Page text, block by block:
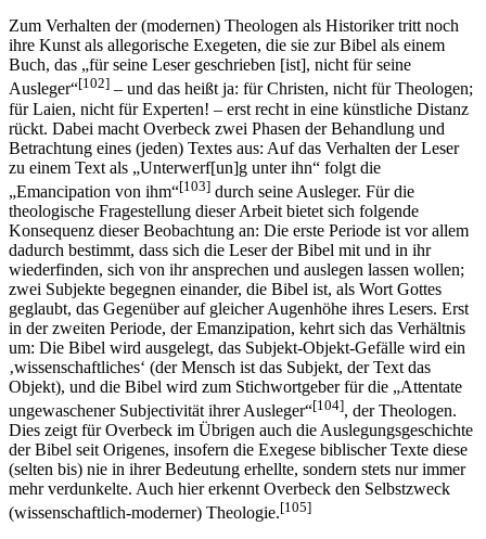
Zum Verhalten der (modernen) Theologen als Historiker tritt noch
ihre Kunst als allegorische Exegeten, die sie zur Bibel als einem
Buch, das „für seine Leser geschrieben [ist], nicht für seine
Ausleger“[102] – und das heißt ja: für Christen, nicht für Theologen;
für Laien, nicht für Experten! – erst recht in eine künstliche Distanz
rückt. Dabei macht Overbeck zwei Phasen der Behandlung und
Betrachtung eines (jeden) Textes aus: Auf das Verhalten der Leser
zu einem Text als „Unterwerf[un]g unter ihn“ folgt die
„Emancipation von ihm“[103] durch seine Ausleger. Für die
theologische Fragestellung dieser Arbeit bietet sich folgende
Konsequenz dieser Beobachtung an: Die erste Periode ist vor allem
dadurch bestimmt, dass sich die Leser der Bibel mit und in ihr
wiederfinden, sich von ihr ansprechen und auslegen lassen wollen;
zwei Subjekte begegnen einander, die Bibel ist, als Wort Gottes
geglaubt, das Gegenüber auf gleicher Augenhöhe ihres Lesers. Erst
in der zweiten Periode, der Emanzipation, kehrt sich das Verhältnis
um: Die Bibel wird ausgelegt, das Subjekt-Objekt-Gefälle wird ein
‚wissenschaftliches‘ (der Mensch ist das Subjekt, der Text das
Objekt), und die Bibel wird zum Stichwortgeber für die „Attentate
ungewaschener Subjectivität ihrer Ausleger“[104], der Theologen.
Dies zeigt für Overbeck im Übrigen auch die Auslegungsgeschichte
der Bibel seit Origenes, insofern die Exegese biblischer Texte diese
(selten bis) nie in ihrer Bedeutung erhellte, sondern stets nur immer
mehr verdunkelte. Auch hier erkennt Overbeck den Selbstzweck
(wissenschaftlich-moderner) Theologie.[105]